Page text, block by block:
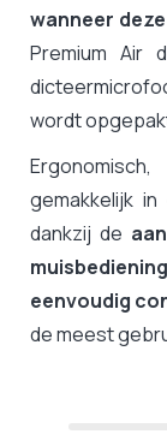
wanneer
Premium Air
wordt
gemakkelijk
dankzij de
muisbediening
eenvoudig
de meest